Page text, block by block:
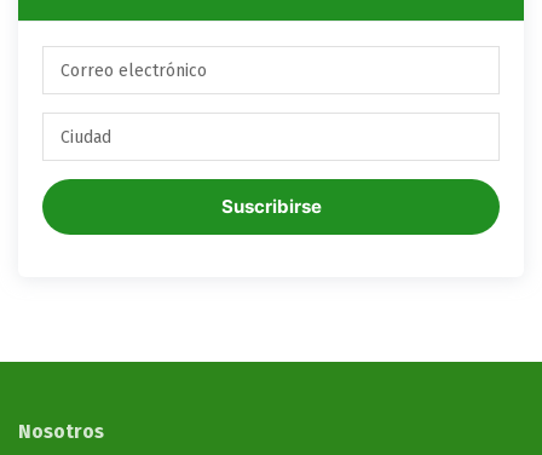
Suscribirse
Nosotros